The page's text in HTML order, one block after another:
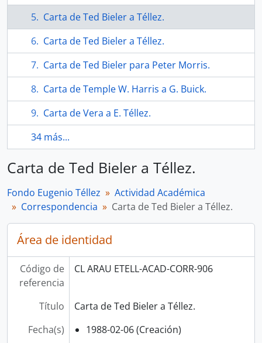
Carta de Ted Bieler a Téllez.
Carta de Ted Bieler a Téllez.
Carta de Ted Bieler para Peter Morris.
Carta de Temple W. Harris a G. Buick.
Carta de Vera a E. Téllez.
34 más...
Carta de Ted Bieler a Téllez.
Fondo Eugenio Téllez
Actividad Académica
Correspondencia
Carta de Ted Bieler a Téllez.
Área de identidad
Código de
referencia
CL ARAU ETELL-ACAD-CORR-906
Título
Carta de Ted Bieler a Téllez.
Fecha(s)
1988-02-06 (Creación)